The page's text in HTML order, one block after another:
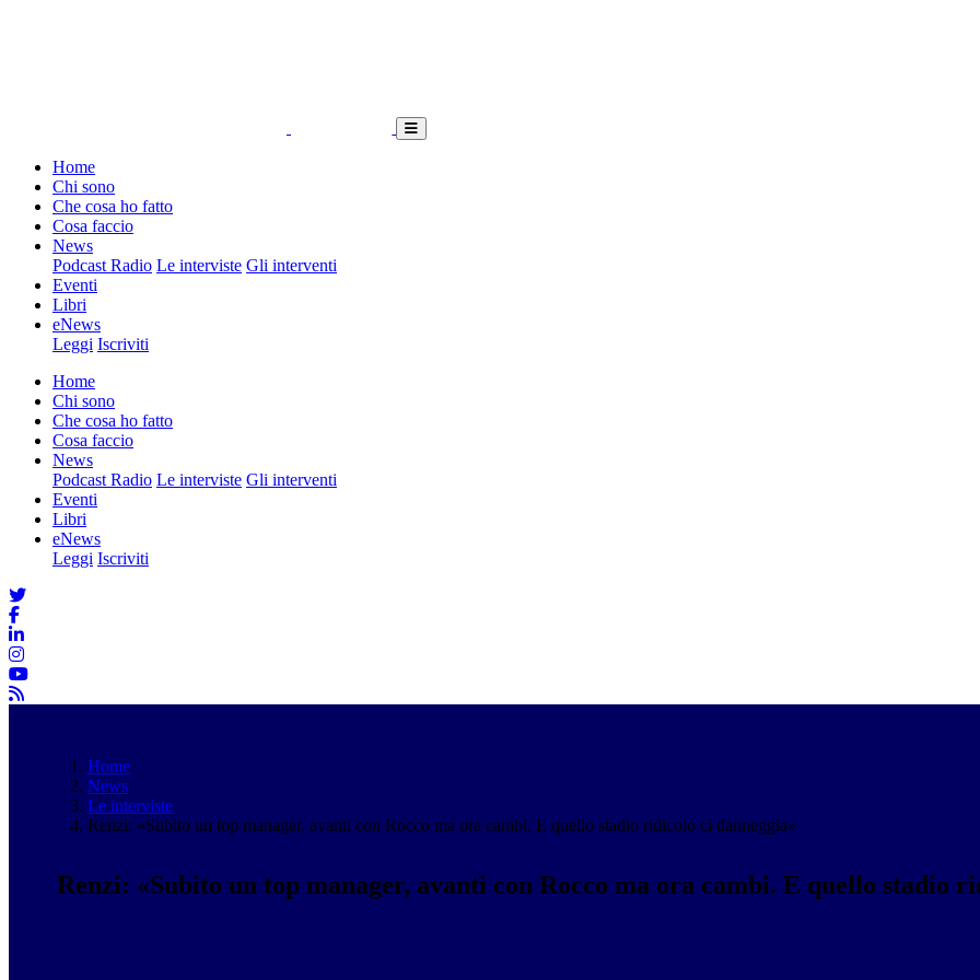
Home
Chi sono
Che cosa ho fatto
Cosa faccio
News
Podcast Radio Le interviste Gli interventi
Eventi
Libri
eNews
Leggi Iscriviti
Home
Chi sono
Che cosa ho fatto
Cosa faccio
News
Podcast Radio Le interviste Gli interventi
Eventi
Libri
eNews
Leggi Iscriviti
Home
News
Le interviste
Renzi: «Subito un top manager, avanti con Rocco ma ora cambi. E quello stadio ridicolo ci danneggia»
Renzi: «Subito un top manager, avanti con Rocco ma ora cambi. E quello stadio